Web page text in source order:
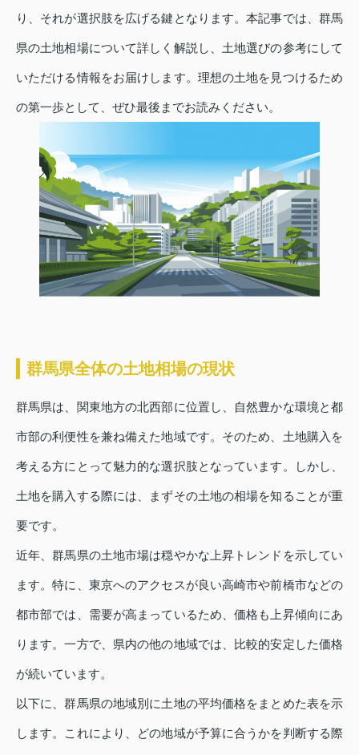
り、それが選択肢を広げる鍵となります。本記事では、群馬
県の土地相場について詳しく解説し、土地選びの参考にして
いただける情報をお届けします。理想の土地を見つけるため
の第一歩として、ぜひ最後までお読みください。
群馬県全体の土地相場の現状
群馬県は、関東地方の北西部に位置し、自然豊かな環境と都
市部の利便性を兼ね備えた地域です。そのため、土地購入を
考える方にとって魅力的な選択肢となっています。しかし、
土地を購入する際には、まずその土地の相場を知ることが重
要です。
近年、群馬県の土地市場は穏やかな上昇トレンドを示してい
ます。特に、東京へのアクセスが良い高崎市や前橋市などの
都市部では、需要が高まっているため、価格も上昇傾向にあ
ります。一方で、県内の他の地域では、比較的安定した価格
が続いています。
以下に、群馬県の地域別に土地の平均価格をまとめた表を示
します。これにより、どの地域が予算に合うかを判断する際